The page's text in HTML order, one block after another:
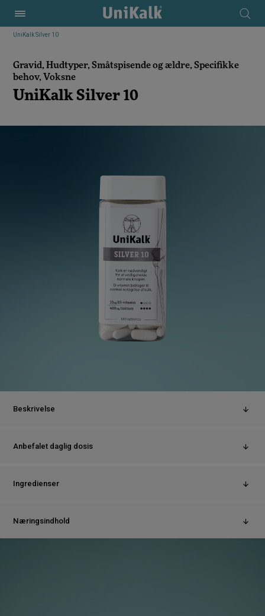
UniKalk Silver 10
Gravid, Hudtyper, Småtspisende og ældre, Specifikke
behov, Voksne
UniKalk Silver 10
Beskrivelse
Personer, som ikke kommer udendørs til daglig, eller som
Anbefalet daglig dosis
Ingredienser
Næringsindhold